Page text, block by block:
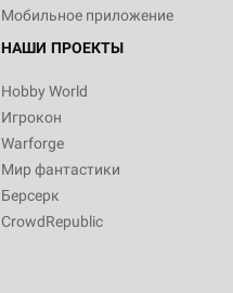
Мобильное приложение
НАШИ ПРОЕКТЫ
Hobby World
Игрокон
Warforge
Мир фантастики
Берсерк
CrowdRepublic